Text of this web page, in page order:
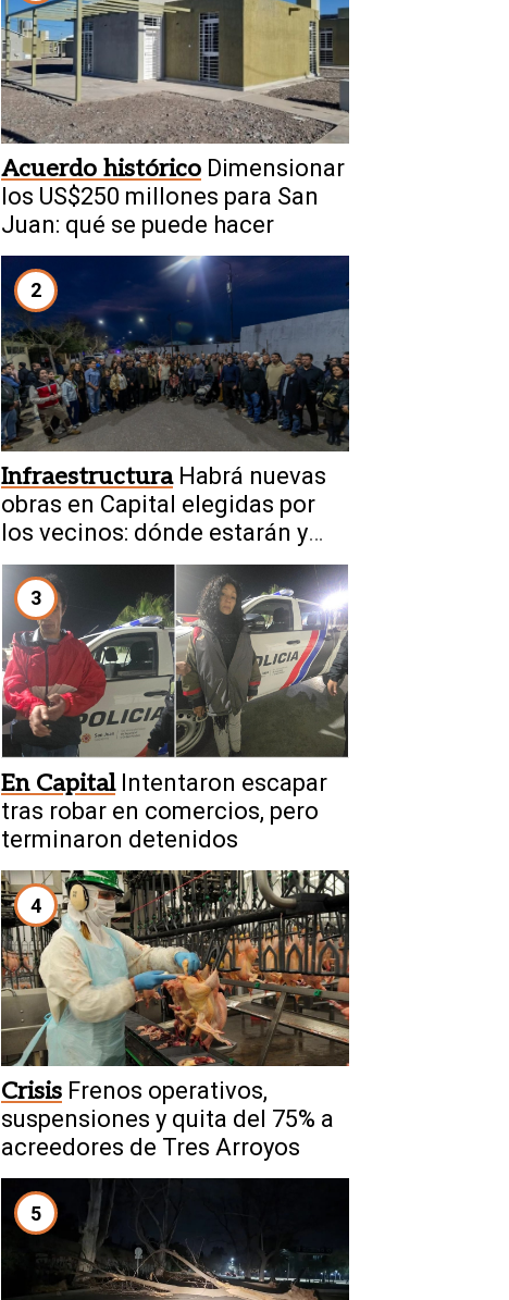
Acuerdo histórico Dimensionar
los US$250 millones para San
Juan: qué se puede hacer
2
Infraestructura Habrá nuevas
obras en Capital elegidas por
los vecinos: dónde estarán y
qué mejoras contribuirán
3
En Capital Intentaron escapar
tras robar en comercios, pero
terminaron detenidos
4
Crisis Frenos operativos,
suspensiones y quita del 75% a
acreedores de Tres Arroyos
5